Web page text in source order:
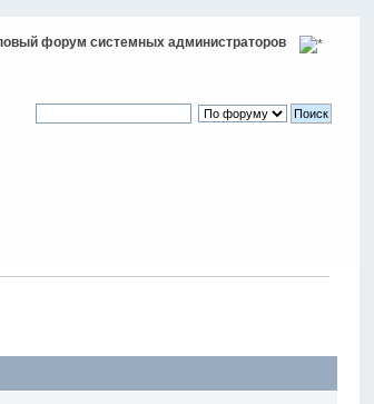
форум системных администраторов